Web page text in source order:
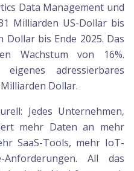
Data Management und
Milliarden US-Dollar bis
Dollar bis Ende 2025. Das
Wachstum von 16%.
adressierbares
Dollar.
Jedes Unternehmen,
mehr Daten an mehr
SaaS-Tools, mehr IoT-
Anforderungen. All das